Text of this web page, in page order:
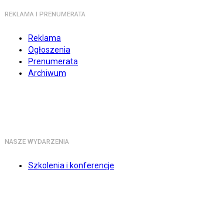
REKLAMA I PRENUMERATA
Reklama
Ogłoszenia
Prenumerata
Archiwum
NASZE WYDARZENIA
Szkolenia i konferencje